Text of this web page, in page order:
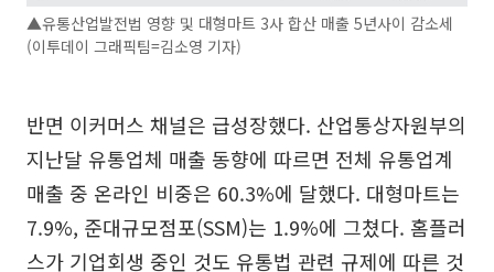
▲유통산업발전법 영향 및 대형마트 3사 합산 매출 5년사이 감소세
(이투데이 그래픽팀=김소영 기자)
반면 이커머스 채널은 급성장했다. 산업통상자원부의
지난달 유통업체 매출 동향에 따르면 전체 유통업계
매출 중 온라인 비중은 60.3%에 달했다. 대형마트는
7.9%, 준대규모점포(SSM)는 1.9%에 그쳤다. 홈플러
스가 기업회생 중인 것도 유통법 관련 규제에 따른 것